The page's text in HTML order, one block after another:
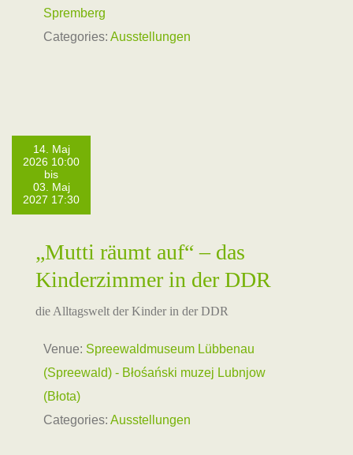
Spremberg
Categories: Ausstellungen
14. Maj
2026 10:00
bis
03. Maj
2027 17:30
„Mutti räumt auf“ – das
Kinderzimmer in der DDR
die Alltagswelt der Kinder in der DDR
Venue: Spreewaldmuseum Lübbenau
(Spreewald) - Błośański muzej Lubnjow
(Błota)
Categories: Ausstellungen